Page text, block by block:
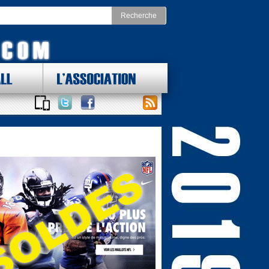
FOOTBALL CONFERENCE
Redskins
Minnesota Vikings
Division Ouest
Falcons
Arizona Cardinals
Panthers
Los Angeles Rams
Saints
San Francisco 49ers
Bay Buccaneers
Seattle Seahawks
L'ASSOCIATION
DES LOTS !